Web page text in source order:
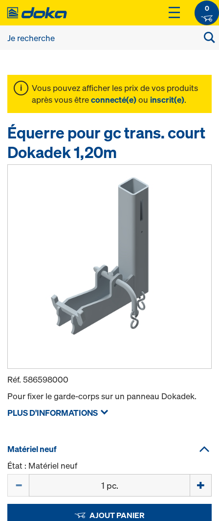
0
Vous pouvez afficher les prix de vos produits
après vous êtreconnecté(e)ou inscrit(e).
Équerre pour gc trans. court
Dokadek 1,20m
Réf. 586598000
Pour fixer le garde-corps sur un panneau Dokadek.
PLUS D'INFORMATIONS
Matériel neuf
État : Matériel neuf
AJOUT PANIER